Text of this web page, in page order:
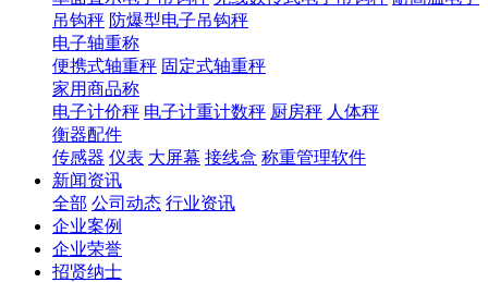
吊钩秤 防爆型电子吊钩秤
电子轴重称
便携式轴重秤 固定式轴重秤
家用商品称
电子计价秤 电子计重计数秤 厨房秤 人体秤
衡器配件
传感器 仪表 大屏幕 接线盒 称重管理软件
新闻资讯
全部 公司动态 行业资讯
企业案例
企业荣誉
招贤纳士